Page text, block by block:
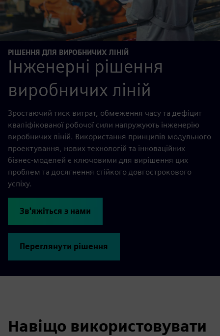
РІШЕННЯ ДЛЯ ВИРОБНИЧИХ ЛІНІЙ
Інженерні рішення
виробничих ліній
Зростаючий тиск витрат, обмеження часу та дефіцит
кваліфікованої робочої сили напружують інженерію
виробничих ліній. Використання принципів модульного
проектування, нових технологій та інноваційних
бізнес-моделей є ключовими для вирішення цих
проблем та досягнення стійкого довгострокового
успіху.
Зв'яжіться з нами
Переглянути рішення
Навіщо використовувати